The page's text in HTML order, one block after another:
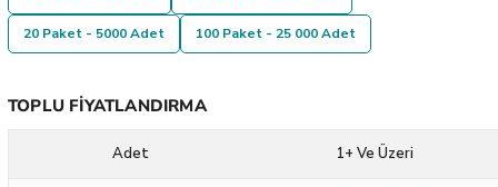
20 Paket - 5000 Adet 100 Paket - 25 000 Adet
TOPLU FIYATLANDIRMA
Adet 1+ Ve Üzeri